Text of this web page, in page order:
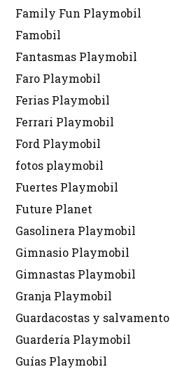
Family Fun Playmobil
Famobil
Fantasmas Playmobil
Faro Playmobil
Ferias Playmobil
Ferrari Playmobil
Ford Playmobil
fotos playmobil
Fuertes Playmobil
Future Planet
Gasolinera Playmobil
Gimnasio Playmobil
Gimnastas Playmobil
Granja Playmobil
Guardacostas y salvamento
Guardería Playmobil
Guías Playmobil